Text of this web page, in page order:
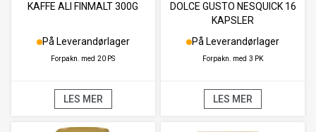
KAFFE ALI FINMALT 300G
På Leverandørlager
Forpakn. med 20 PS
LES MER
DOLCE GUSTO NESQUICK 16
KAPSLER
På Leverandørlager
Forpakn. med 3 PK
LES MER